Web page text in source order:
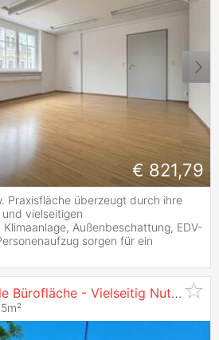
€ 821,79
Praxisfläche überzeugt durch ihre
vielseitigen
Außenbeschattung, EDV-
sorgen für ein
Großzügige und Helle Bürofläche - Vielseitig Nutzbar